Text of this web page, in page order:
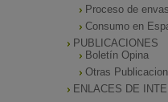
Proceso de
Consumo en
PUBLICACIONES
Boletín Opina
Otras
ENLACES DE